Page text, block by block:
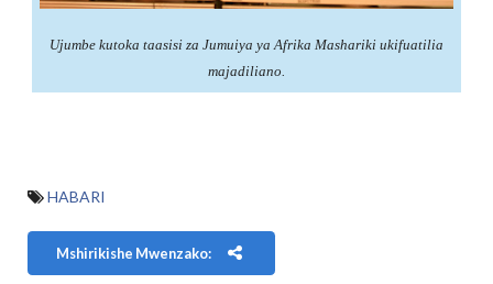
Ujumbe kutoka taasisi za Jumuiya ya Afrika Mashariki ukifuatilia
majadiliano.
HABARI
Mshirikishe Mwenzako: